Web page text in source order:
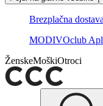
Brezplačna
MODIVOclub
ŽenskeMoškiOtroci